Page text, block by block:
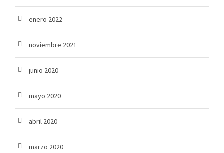
enero 2022
noviembre 2021
junio 2020
mayo 2020
abril 2020
marzo 2020